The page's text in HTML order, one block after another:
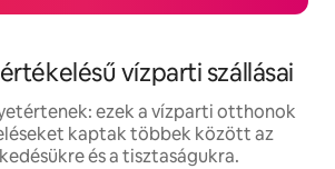
vízparti szállásai
ezek a vízparti otthonok
kaptak többek között az
és a tisztaságukra.